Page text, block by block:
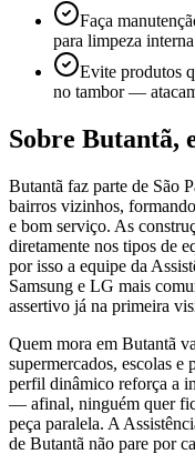
Faça
para limpeza
Evite produtos
no tambor —
Sobre Butantã,
Butantã faz parte de São
bairros vizinhos,
e bom serviço. As
diretamente nos tipos de
por isso a equipe da
Samsung e LG mais
assertivo já na primeira
Quem mora em Butantã
supermercados, escolas e
perfil dinâmico reforça a
— afinal, ninguém quer
peça paralela. A
de Butantã não pare por